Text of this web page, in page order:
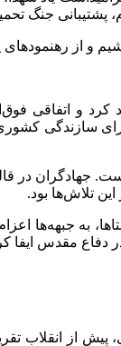
جنگ
و از رهنمودهای
و اتفاقی
سازندگی
جهادگران در
تلاش‌ها بود.
جهاد و نیروهای مردمی،
از انقلاب